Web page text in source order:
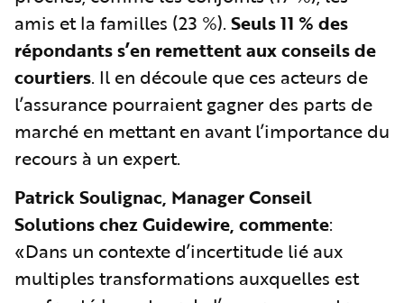
amis et la familles (23 %). Seuls 11 % des
répondants s’en remettent aux conseils de
courtiers. Il en découle que ces acteurs de
l’assurance pourraient gagner des parts de
marché en mettant en avant l’importance du
recours à un expert.
Patrick Soulignac, Manager Conseil
Solutions chez Guidewire, commente:
«Dans un contexte d’incertitude lié aux
multiples transformations auxquelles est